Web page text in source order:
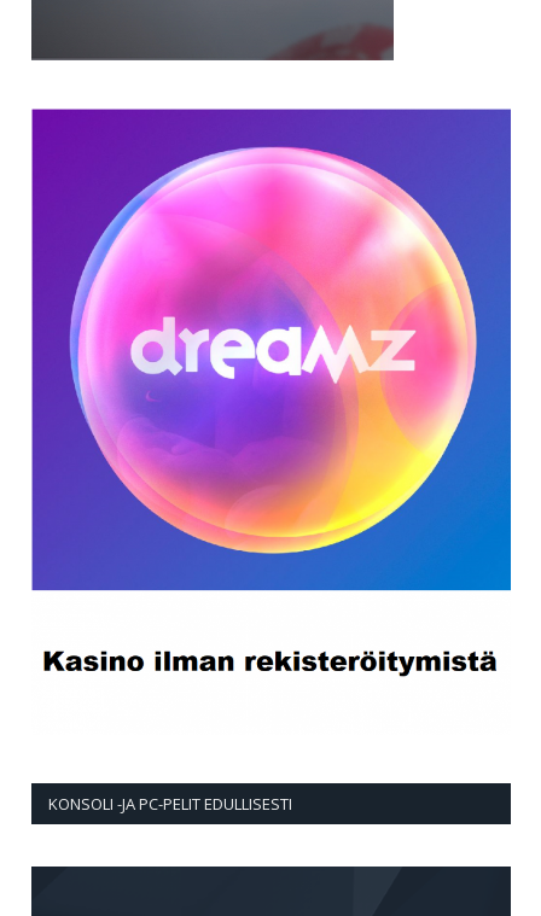
KONSOLI -JA PC-PELIT EDULLISESTI